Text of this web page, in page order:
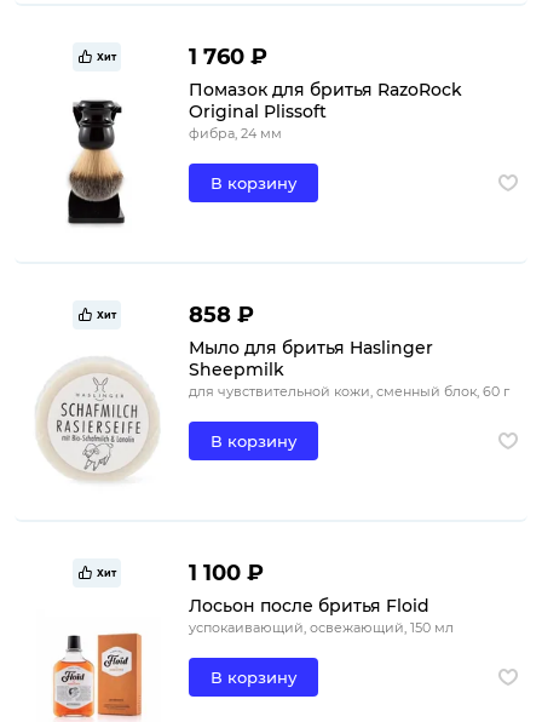
Хит 1 760 ₽
Помазок для бритья RazoRock
Original Plissoft
фибра, 24 мм
В корзину
Хит 858 ₽
Мыло для бритья Haslinger
Sheepmilk
для чувствительной кожи, сменный блок, 60 г
В корзину
Хит 1 100 ₽
Лосьон после бритья Floid
успокаивающий, освежающий, 150 мл
В корзину